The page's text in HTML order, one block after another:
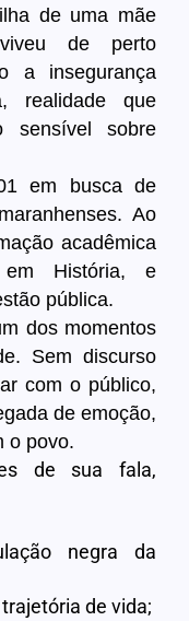
de uma mãe
de perto
a insegurança
realidade que
sensível sobre
em busca de
Ao
acadêmica
em História, e
pública.
dos momentos
Sem discurso
com o público,
de emoção,
o povo.
de sua fala,
negra da
de vida;